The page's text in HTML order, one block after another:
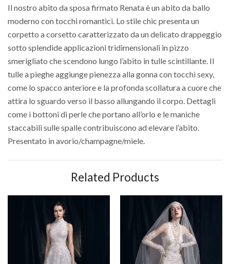
Il nostro abito da sposa firmato Renata è un abito da ballo
moderno con tocchi romantici. Lo stile chic presenta un
corpetto a corsetto caratterizzato da un delicato drappeggio
sotto splendide applicazioni tridimensionali in pizzo
smerigliato che scendono lungo l’abito in tulle scintillante. Il
tulle a pieghe aggiunge pienezza alla gonna con tocchi sexy,
come lo spacco anteriore e la profonda scollatura a cuore che
attira lo sguardo verso il basso allungando il corpo. Dettagli
come i bottoni di perle che portano all’orlo e le maniche
staccabili sulle spalle contribuiscono ad elevare l’abito.
Presentato in avorio/champagne/miele.
Related Products